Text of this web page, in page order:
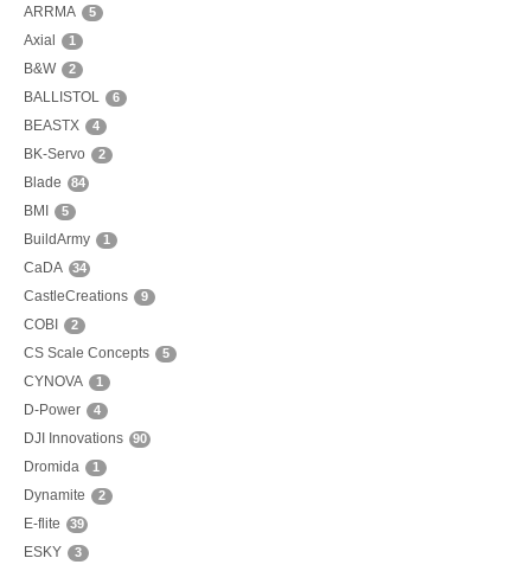
ARRMA 5
Axial 1
B&W 2
BALLISTOL 6
BEASTX 4
BK-Servo 2
Blade 84
BMI 5
BuildArmy 1
CaDA 34
CastleCreations 9
COBI 2
CS Scale Concepts 5
CYNOVA 1
D-Power 4
DJI Innovations 90
Dromida 1
Dynamite 2
E-flite 39
ESKY 3